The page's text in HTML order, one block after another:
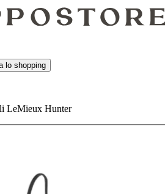
lo shopping
LeMieux Hunter